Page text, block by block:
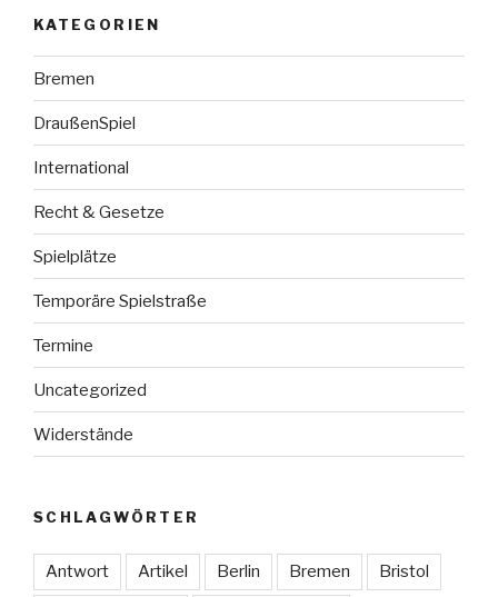
KATEGORIEN
Bremen
DraußenSpiel
International
Recht & Gesetze
Spielplätze
Temporäre Spielstraße
Termine
Uncategorized
Widerstände
SCHLAGWÖRTER
Antwort Artikel Berlin Bremen Bristol